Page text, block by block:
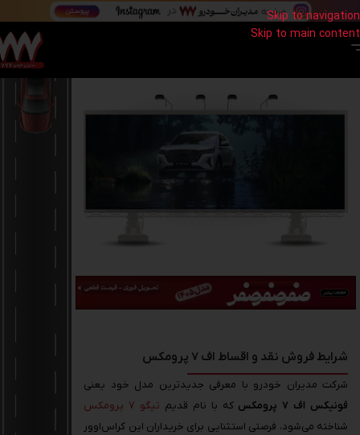
Skip to navigation
Skip to main content
شرایط فروش نقد و اقساط اف 7 پرومکس
شرکت مدیران خودرو با معرفی جدیدترین مدل خود یعنی
فونیکس اف 7 پرومکس
که با نام قدیم تیگو 7 پرومکس
شناخته می‌شود، فرصتی استثنایی برای خریداران این کراس‌اوور